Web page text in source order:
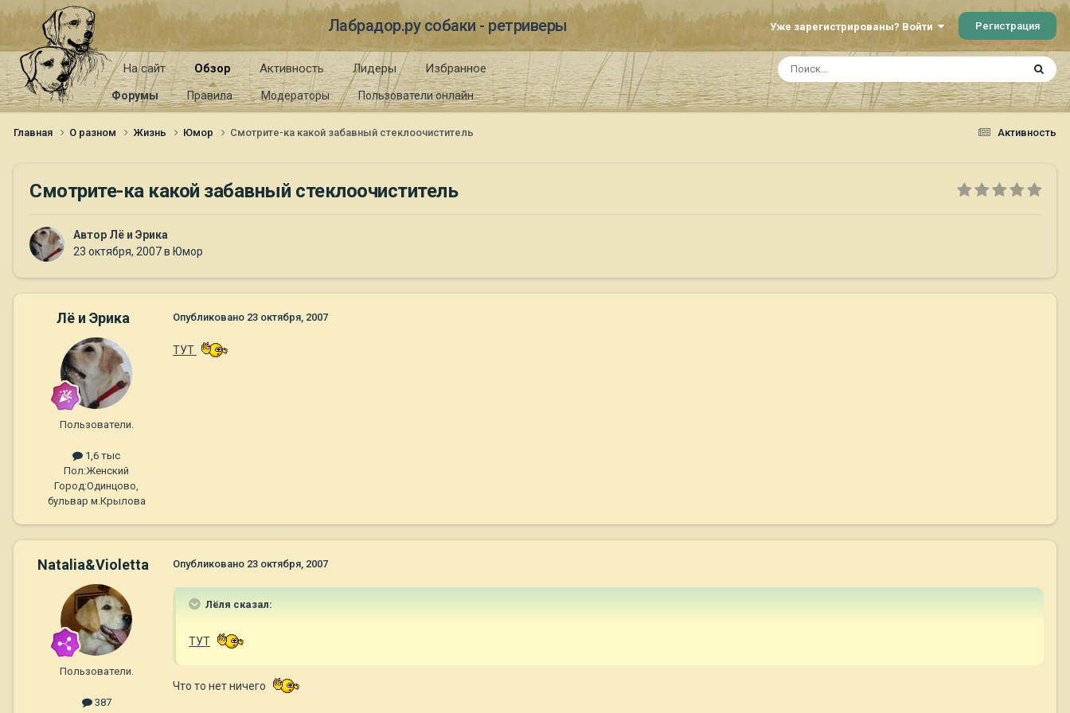
Лабрадор.ру собаки - ретриверы Уже зарегистрированы? Войти Регистрация
На сайт Обзор
Форумы Правила Модераторы Пользователи онлайн
Активность Лидеры Избранное
Активность
Главная О разном Жизнь Юмор Смотрите-ка какой забавный стеклоочиститель
Смотрите-ка какой забавный стеклоочиститель
Автор Лё и Эрика
23 октября, 2007в Юмор
Лё и Эрика
Пользователи.
1,6 тыс
Пол:Женский
Город:Одинцово,
бульвар м.Крылова
Опубликовано 23 октября, 2007
ТУТ
Natalia&Violetta
Пользователи.
387
Опубликовано 23 октября, 2007
Лёля сказал:
ТУТ
Что то нет ничего